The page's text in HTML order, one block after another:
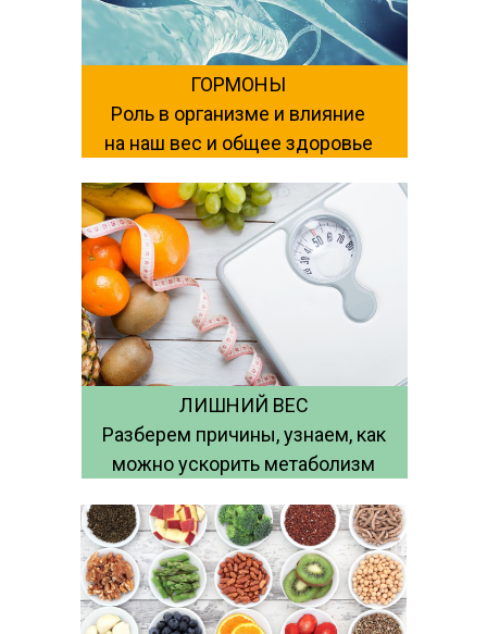
ГОРМОНЫ
Роль в организме и влияние
на наш вес и общее здоровье
ЛИШНИЙ ВЕС
Разберем причины, узнаем, как
можно ускорить метаболизм